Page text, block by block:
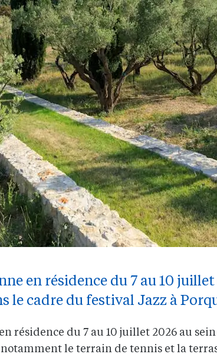
en résidence du 7 au 10
le cadre du festival Jazz à
résidence du 7 au 10 juillet 2026 au sein
le terrain de tennis et la